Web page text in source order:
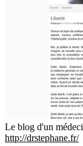
Le blog d'un
http://drstephane.fr/